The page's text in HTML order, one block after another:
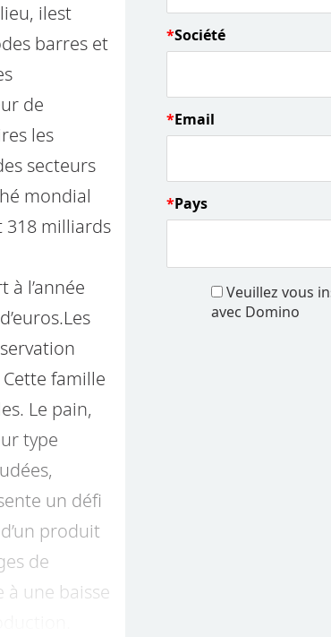
ilest
barres et
de
les
secteurs
mondial
318 milliards
l’année
famille
Le pain,
type
un défi
produit
de
une baisse